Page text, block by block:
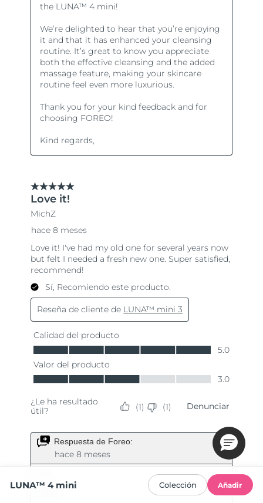
LUNA™ 4 mini Colección Añadir